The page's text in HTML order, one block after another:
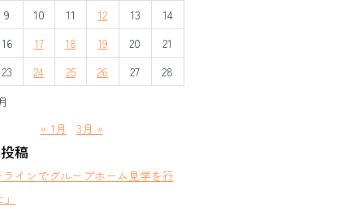
9 10 11 12 13
14
16 17 18 19 20
21
23 24 25 26 27 28
« 1月 3月 »
稿
ラインでグループホーム見学を行